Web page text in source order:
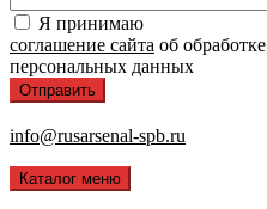
Я принимаю
соглашение сайта об обработке
персональных данных
info@rusarsenal-spb.ru
Каталог меню